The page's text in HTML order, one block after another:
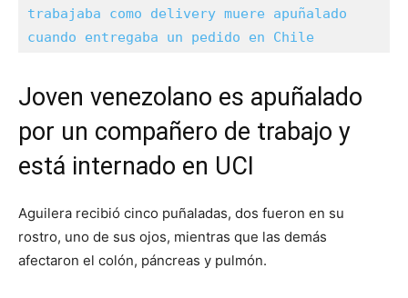
trabajaba como delivery muere apuñalado
cuando entregaba un pedido en Chile
Joven venezolano es apuñalado
por un compañero de trabajo y
está internado en UCI
Aguilera recibió cinco puñaladas, dos fueron en su
rostro, uno de sus ojos, mientras que las demás
afectaron el colón, páncreas y pulmón.